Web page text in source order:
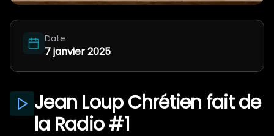
Date
7 janvier 2025
Jean Loup Chrétien fait de
la Radio #1